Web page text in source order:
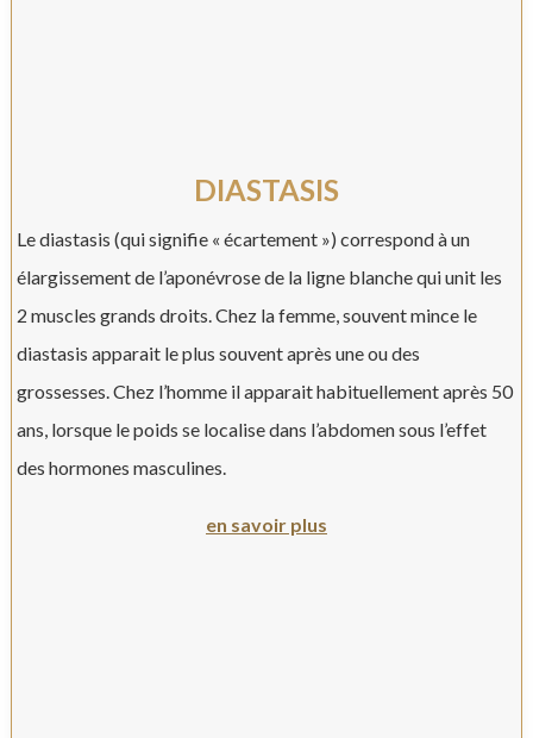
DIASTASIS
Le diastasis (qui signifie « écartement ») correspond à un
élargissement de l’aponévrose de la ligne blanche qui unit les
2 muscles grands droits. Chez la femme, souvent mince le
diastasis apparait le plus souvent après une ou des
grossesses. Chez l’homme il apparait habituellement après 50
ans, lorsque le poids se localise dans l’abdomen sous l’effet
des hormones masculines.
en savoir plus